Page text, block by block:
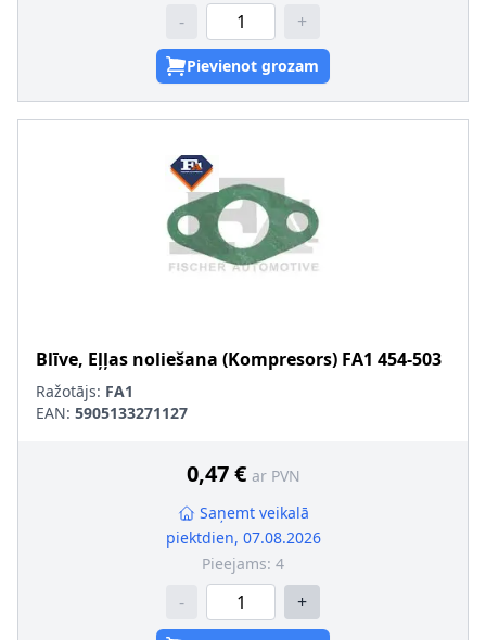
- +
Pievienot grozam
Blīve, Eļļas noliešana (Kompresors) FA1 454-503
Ražotājs: FA1
EAN: 5905133271127
0,47 € ar PVN
Saņemt veikalā
piektdien, 07.08.2026
Pieejams: 4
- +